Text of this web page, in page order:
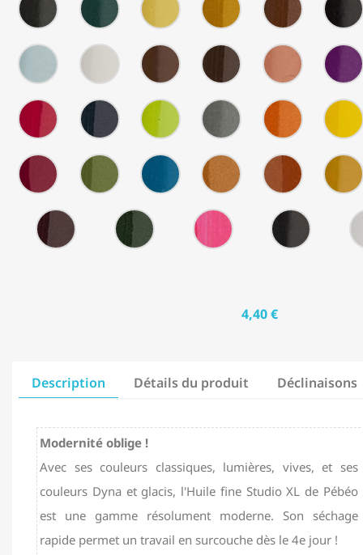
Dioxazine Prusse
Phtalocyanine
Primaire
Imit. Imit.
-
Vessie
-
Émeraude
Phtalocyanine
-
Naples
-
Jaune
-
Sienne
033
-
Lumière
040
-
022
-
Sienne
Brûlée
023
-
Ombre
Brûlée
027
-
Lumière
032
-
Rouge
Lumière
047
-
034
-
Lumière
048
-
Neutre
035
-
Orange
037
-
Vif
052
-
Chartreuse
038
-
Turquoise
053
-
041
-
Orange
de
Venise
043
-
044
-
354
-
045
-
4,40 €
Description Détails du produit Déclinaisons
Modernité oblige !
Avec ses couleurs classiques, lumières, vives, et ses
couleurs Dyna et glacis, l'Huile fine Studio XL de Pébéo
est une gamme résolument moderne. Son séchage
rapide permet un travail en surcouche dès le 4e jour !